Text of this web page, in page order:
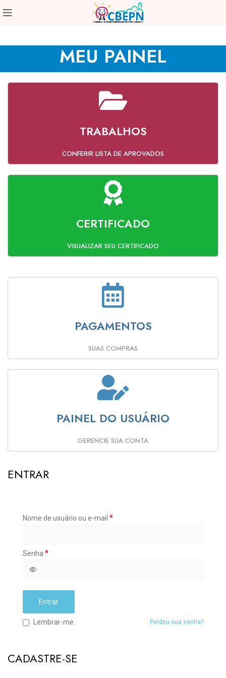
MEU PAINEL
TRABALHOS
CONFERIR LISTA DE APROVADOS
CERTIFICADO
VISUALIZAR SEU CERTIFICADO
PAGAMENTOS
SUAS COMPRAS
PAINEL DO USUÁRIO
GERENCIE SUA CONTA
ENTRAR
Nome de usuário ou e-mail *
Senha *
Entrar
Perdeu sua senha?
Lembrar-me
CADASTRE-SE